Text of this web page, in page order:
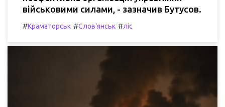
військовими силами, - зазначив Бутусов.
#Краматорськ #Слов'янськ #ліс